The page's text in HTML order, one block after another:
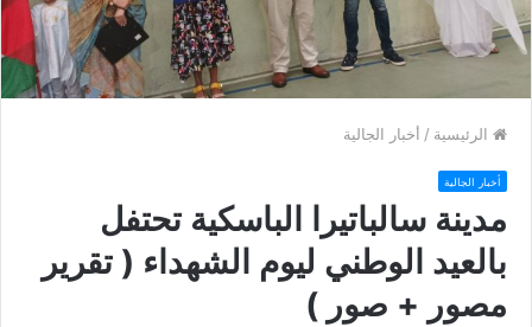
الرئيسية / أخبار الجالية
أخبار الجالية
مدينة سالباتيرا الباسكية تحتفل
بالعيد الوطني ليوم الشهداء ( تقرير
مصور + صور )